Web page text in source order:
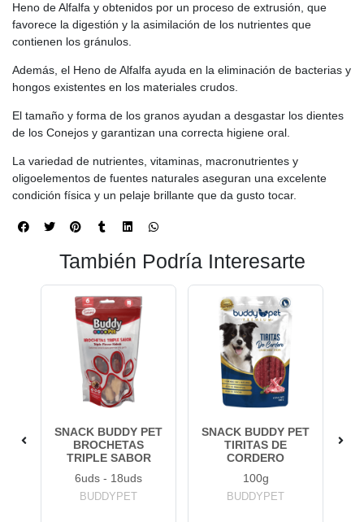
Heno de Alfalfa y obtenidos por un proceso de extrusión, que
favorece la digestión y la asimilación de los nutrientes que
contienen los gránulos.
Además, el Heno de Alfalfa ayuda en la eliminación de bacterias y
hongos existentes en los materiales crudos.
El tamaño y forma de los granos ayudan a desgastar los dientes
de los Conejos y garantizan una correcta higiene oral.
La variedad de nutrientes, vitaminas, macronutrientes y
oligoelementos de fuentes naturales aseguran una excelente
condición física y un pelaje brillante que da gusto tocar.
También Podría Interesarte
SNACK BUDDY PET
BROCHETAS
TRIPLE SABOR
6uds - 18uds
BUDDYPET
SNACK BUDDY PET
TIRITAS DE
CORDERO
100g
BUDDYPET